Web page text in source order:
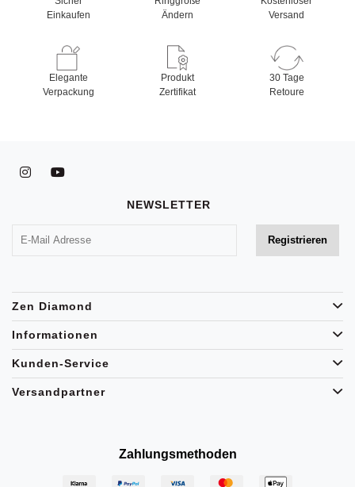
Einkaufen
Ändern
Versand
Elegante
Verpackung
Produkt
Zertifikat
30 Tage
Retoure
NEWSLETTER
Zen Diamond
Informationen
Kunden-Service
Versandpartner
Zahlungsmethoden